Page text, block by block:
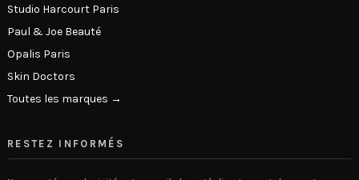
Studio Harcourt Paris
Paul & Joe Beauté
Opalis Paris
Skin Doctors
Toutes les marques →
RESTEZ INFORMÉS